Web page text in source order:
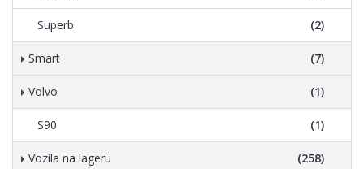
Superb (2)
Smart (7)
Volvo (1)
S90 (1)
Vozila na lageru (258)